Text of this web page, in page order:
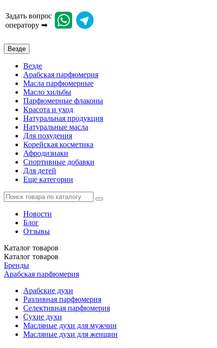
Задать вопрос
оператору ➡
Везде
Везде
Арабская парфюмерия
Масла парфюмерные
Масло хильбы
Парфюмерные флаконы
Красота и уход
Натуральная продукция
Натуральные масла
Для похудения
Корейская косметика
Афродизиаки
Спортивные добавки
Для детей
Еще категории
Новости
Блог
Отзывы
Каталог товаров
Каталог товаров
Бренды
Арабская парфюмерия
Арабские духи
Разливная парфюмерия
Селективная парфюмерия
Сухие духи
Масляные духи для мужчин
Масляные духи для женщин